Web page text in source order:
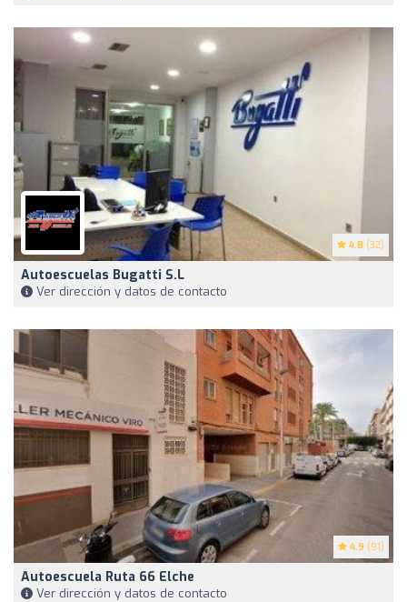
4.8 (32)
Autoescuelas Bugatti S.L
Ver dirección y datos de contacto
4.9 (91)
Autoescuela Ruta 66 Elche
Ver dirección y datos de contacto